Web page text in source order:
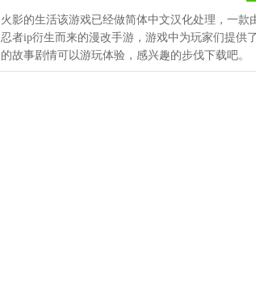
火影的生活该游戏已经做简体中文汉化处理，一款
忍者ip衍生而来的漫改手游，游戏中为玩家们提供
的故事剧情可以游玩体验，感兴趣的步伐下载吧。